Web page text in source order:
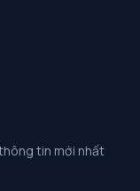
tin mới nhất